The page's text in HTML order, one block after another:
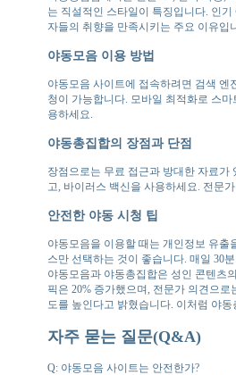
는 직설적인 스타일이 특징입니다. 인
자들의 취향을 만족시키는 주요 이유입
야동모음 이용 방법
야동모음 사이트에 접속하려면 검색 엔
청이 가능합니다. 모바일 최적화로 스
용하세요.
야동총집합의 장점과 단점
장점으로는 무료 접근과 방대한 자료
고, 바이러스 백신을 사용하세요. 전문
안전한 야동 시청 팁
야동모음을 이용할 때는 개인정보 유출
스만 선택하는 것이 좋습니다. 매일 30
야동모음과 야동총집합은 성인 콘텐츠
픽은 20% 증가했으며, 전문가 의견으
도를 높인다고 밝혔습니다. 이처럼 야
자주 묻는 질문(Q&A)
Q: 야동모음 사이트는 안전한가?